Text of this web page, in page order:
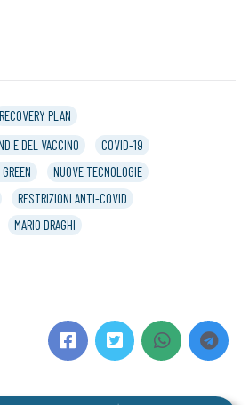
RECOVERY PLAN
E DEL VACCINO
COVID-19
NUOVE TECNOLOGIE
RESTRIZIONI ANTI-COVID
MARIO DRAGHI